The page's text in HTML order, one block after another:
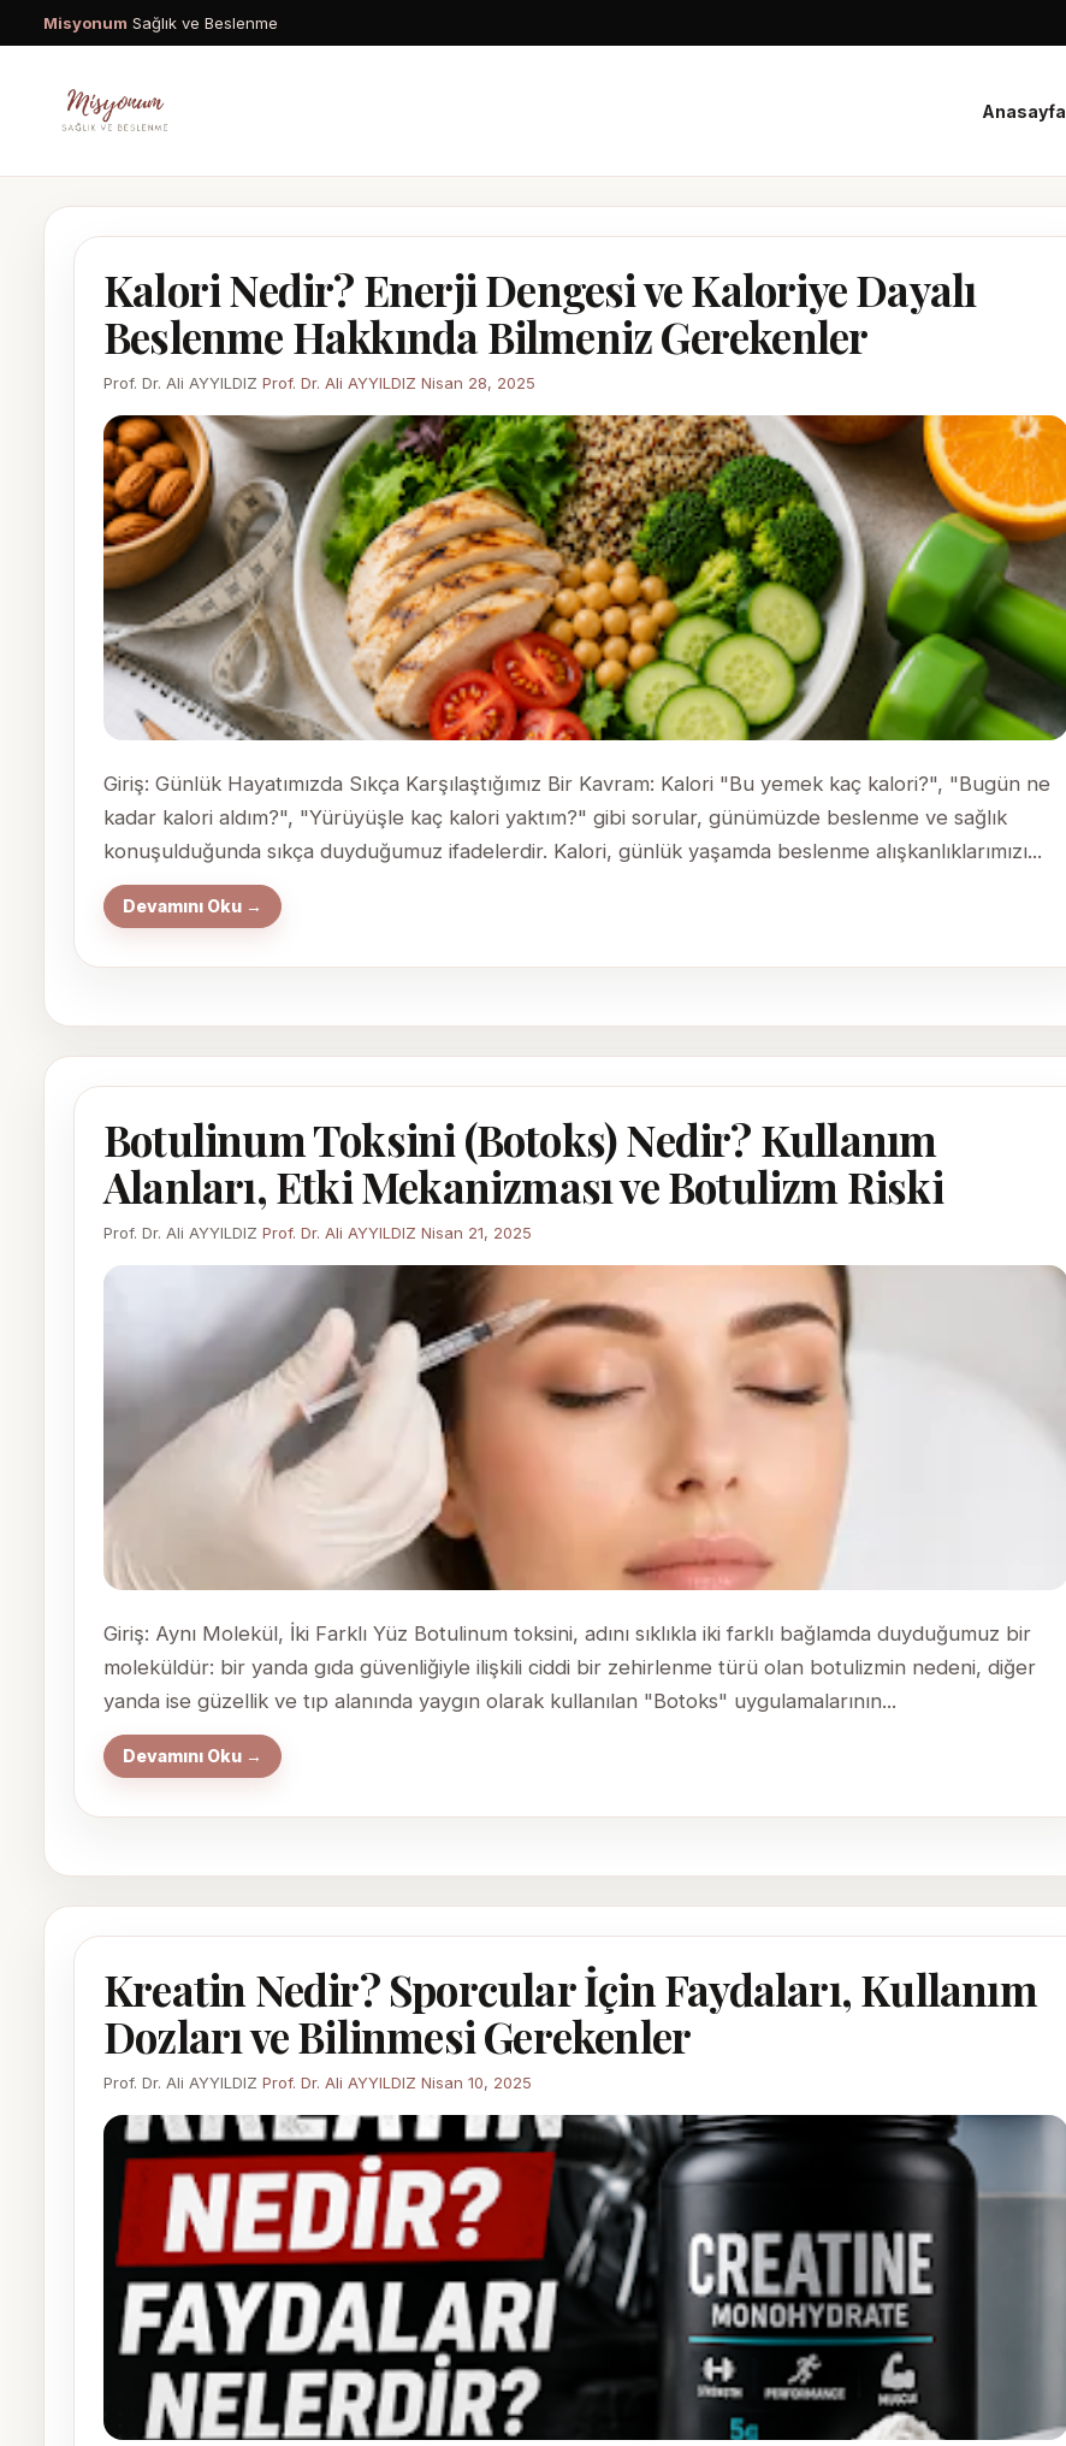
Misyonum Sağlık ve Beslenme
Anasayfa
Kalori Nedir? Enerji Dengesi ve Kaloriye Dayalı
Beslenme Hakkında Bilmeniz Gerekenler
Prof. Dr. Ali AYYILDIZ Prof. Dr. Ali AYYILDIZ Nisan 28, 2025
Giriş: Günlük Hayatımızda Sıkça Karşılaştığımız Bir Kavram: Kalori "Bu yemek kaç kalori?", "Bugün ne
kadar kalori aldım?", "Yürüyüşle kaç kalori yaktım?" gibi sorular, günümüzde beslenme ve sağlık
konuşulduğunda sıkça duyduğumuz ifadelerdir. Kalori, günlük yaşamda beslenme alışkanlıklarımızı...
Devamını Oku →
Botulinum Toksini (Botoks) Nedir? Kullanım
Alanları, Etki Mekanizması ve Botulizm Riski
Prof. Dr. Ali AYYILDIZ Prof. Dr. Ali AYYILDIZ Nisan 21, 2025
Giriş: Aynı Molekül, İki Farklı Yüz Botulinum toksini, adını sıklıkla iki farklı bağlamda duyduğumuz bir
moleküldür: bir yanda gıda güvenliğiyle ilişkili ciddi bir zehirlenme türü olan botulizmin nedeni, diğer
yanda ise güzellik ve tıp alanında yaygın olarak kullanılan "Botoks" uygulamalarının...
Devamını Oku →
Kreatin Nedir? Sporcular İçin Faydaları, Kullanım
Dozları ve Bilinmesi Gerekenler
Prof. Dr. Ali AYYILDIZ Prof. Dr. Ali AYYILDIZ Nisan 10, 2025